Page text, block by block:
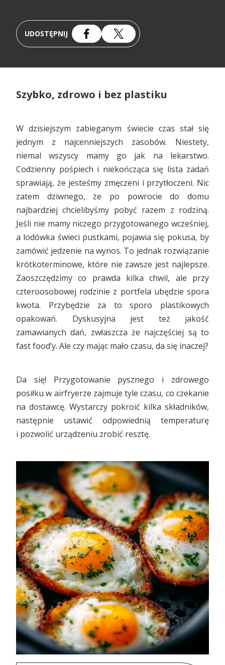
UDOSTĘPNIJ
Szybko, zdrowo i bez plastiku
W dzisiejszym zabieganym świecie czas stał się
jednym z najcenniejszych zasobów. Niestety,
niemal wszyscy mamy go jak na lekarstwo.
Codzienny pośpiech i niekończąca się lista zadań
sprawiają, że jesteśmy zmęczeni i przytłoczeni. Nic
zatem dziwnego, że po powrocie do domu
najbardziej chcielibyśmy pobyć razem z rodziną.
Jeśli nie mamy niczego przygotowanego wcześniej,
a lodówka świeci pustkami, pojawia się pokusa, by
zamówić jedzenie na wynos. To jednak rozwiązanie
krótkoterminowe, które nie zawsze jest najlepsze.
Zaoszczędzimy co prawda kilka chwil, ale przy
czteroosobowej rodzinie z portfela ubędzie spora
kwota. Przybędzie za to sporo plastikowych
opakowań. Dyskusyjna jest też jakość
zamawianych dań, zwłaszcza że najczęściej są to
fast food’y. Ale czy mając mało czasu, da się inaczej?
Da się! Przygotowanie pysznego i zdrowego
posiłku w airfryerze zajmuje tyle czasu, co czekanie
na dostawcę. Wystarczy pokroić kilka składników,
następnie ustawić odpowiednią temperaturę
i pozwolić urządzeniu zrobić resztę.